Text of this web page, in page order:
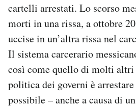
cartelli arrestati. Lo scorso
morti in una rissa, a ottobre
uccise in un’altra rissa nel
Il sistema carcerario
così come quello di molti altri
politica dei governi è
possibile – anche a causa di